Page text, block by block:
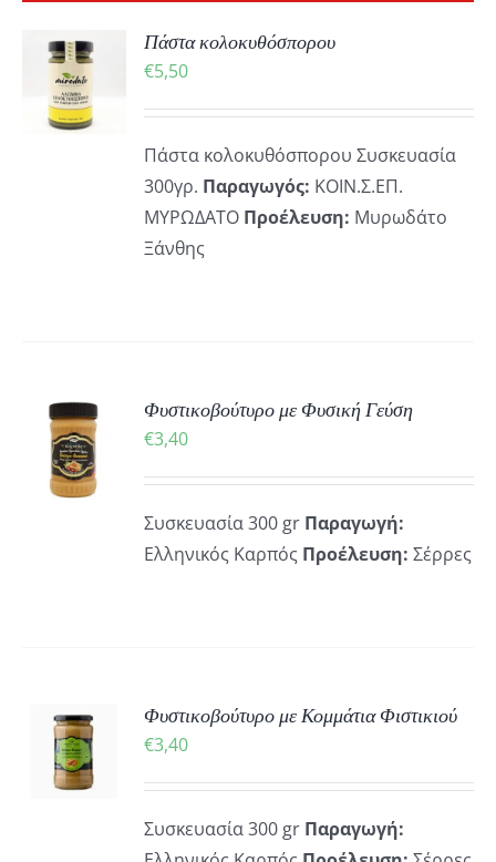
Πάστα κολοκυθόσπορου
€5,50
Πάστα κολοκυθόσπορου Συσκευασία
300γρ. Παραγωγός: ΚΟΙΝ.Σ.ΕΠ.
ΜΥΡΩΔΑΤΟ Προέλευση: Μυρωδάτο
Ξάνθης
Φυστικοβούτυρο με Φυσική Γεύση
€3,40
Συσκευασία 300 gr Παραγωγή:
Ελληνικός Καρπός Προέλευση: Σέρρες
Φυστικοβούτυρο με Κομμάτια Φιστικιού
€3,40
Συσκευασία 300 gr Παραγωγή: